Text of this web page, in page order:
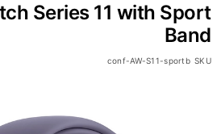
Series 11 with Sport
Band
SKU
conf-AW-S11-sportb